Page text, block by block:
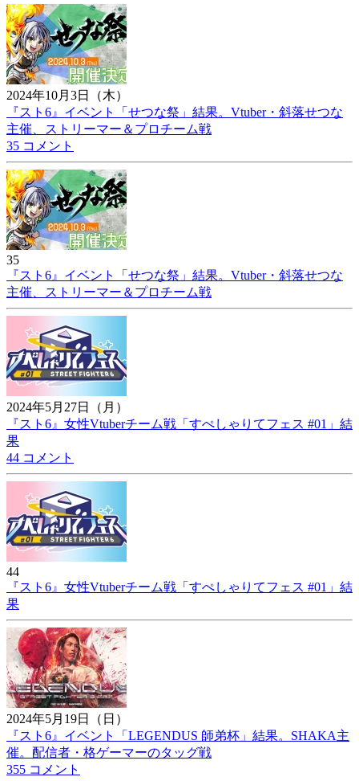
2024年10月3日（木）
『スト6』イベント「せつな祭」結果。Vtuber・斜落せつな
主催、ストリーマー＆プロチーム戦
35 コメント
35
『スト6』イベント「せつな祭」結果。Vtuber・斜落せつな
主催、ストリーマー＆プロチーム戦
2024年5月27日（月）
『スト6』女性Vtuberチーム戦「すぺしゃりてフェス #01」結
果
44 コメント
44
『スト6』女性Vtuberチーム戦「すぺしゃりてフェス #01」結
果
2024年5月19日（日）
『スト6』イベント「LEGENDUS 師弟杯」結果。SHAKA主
催。配信者・格ゲーマーのタッグ戦
355 コメント